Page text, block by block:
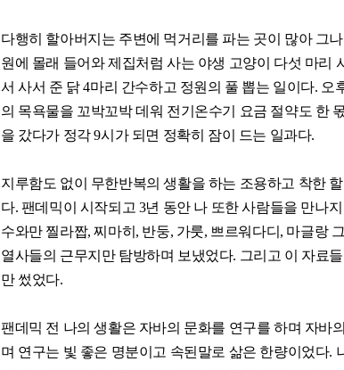
다행히 할아버지는 주변에 먹거리를 파는 곳이 많아 그
원에 몰래 들어와 제집처럼 사는 야생 고양이 다섯 마리
서 사서 준 닭 4마리 간수하고 정원의 풀 뽑는 일이다.
의 목욕물을 꼬박꼬박 데워 전기온수기 요금 절약도 한
을 갔다가 정각 9시가 되면 정확히 잠이 드는 일과다.
지루함도 없이 무한반복의 생활을 하는 조용하고 착한
다. 팬데믹이 시작되고 3년 동안 나 또한 사람들을 만나
수와만 찔라짭, 찌마히, 반둥, 가룻, 쁘르워다디, 마글랑
열사들의 근무지만 탐방하며 보냈었다. 그리고 이 자료
만 썼었다.
팬데믹 전 나의 생활은 자바의 문화를 연구를 하며 자바
며 연구는 빛 좋은 명분이고 속된말로 삶은 한량이었다.